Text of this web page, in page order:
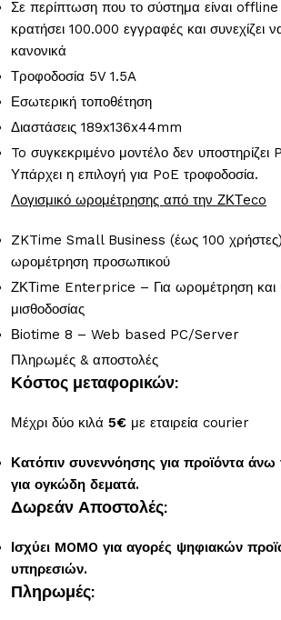
Σε περίπτωση που το σύστημα είναι offline
κρατήσει 100.000 εγγραφές και συνεχίζει
κανονικά
Τροφοδοσία 5V 1.5A
Εσωτερική τοποθέτηση
Διαστάσεις 189x136x44mm
To συγκεκριμένο μοντέλο δεν υποστηρίζει
Υπάρχει η επιλογή για PoE τροφοδοσία.
Λογισμικό ωρομέτρησης από την ΖΚΤeco
ZKTime Small Business (έως 100
ωρομέτρηση προσωπικού
ΖΚΤime Enterprice – Για ωρομέτρηση και
μισθοδοσίας
Βiotime 8 – Web based PC/Server
Πληρωμές & αποστολές
Κόστος μεταφορικών:
Μέχρι δύο κιλά 5€ με εταιρεία courier
Κατόπιν συνεννόησης για προϊόντα άνω
για ογκώδη δεματά.
Δωρεάν Αποστολές:
Ισχύει MOMO για αγορές ψηφιακών
υπηρεσιών.
Πληρωμές: